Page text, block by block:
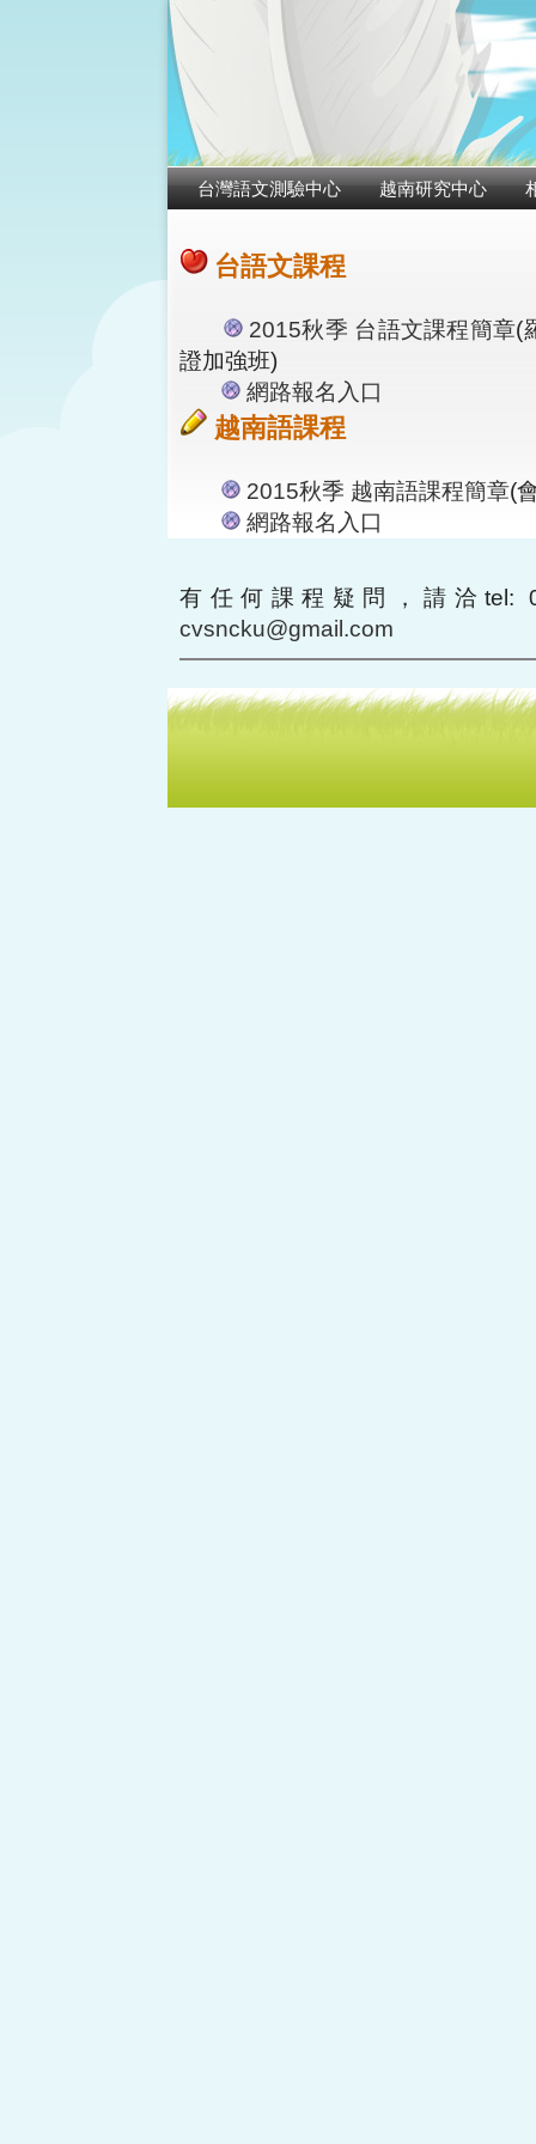
台灣語文測驗中心 越南研究中心
台語文課程
2015秋季 台語文課程簡章(
證加強班)
網路報名入口
越南語課程
2015秋季 越南語課程簡章(
網路報名入口
有任何課程疑問，請洽tel:
cvsncku@gmail.com